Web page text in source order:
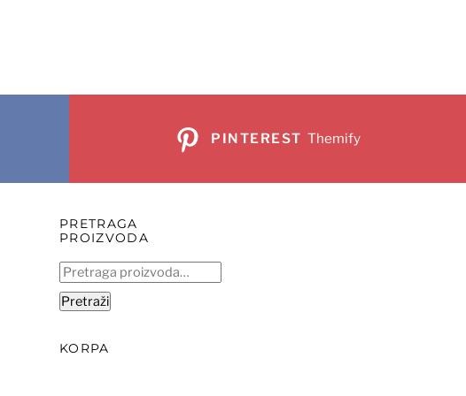
PINTEREST Themify
PRETRAGA
PROIZVODA
Pretraga
za:
Pretraži
KORPA